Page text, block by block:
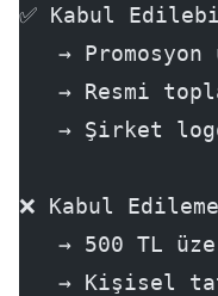
✅ Kabul
→ Promosyon
→ Resmi
→ Şirket
❌ Kabul
→ 500 TL
→ Kişisel